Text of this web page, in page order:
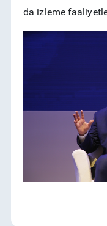
da izleme